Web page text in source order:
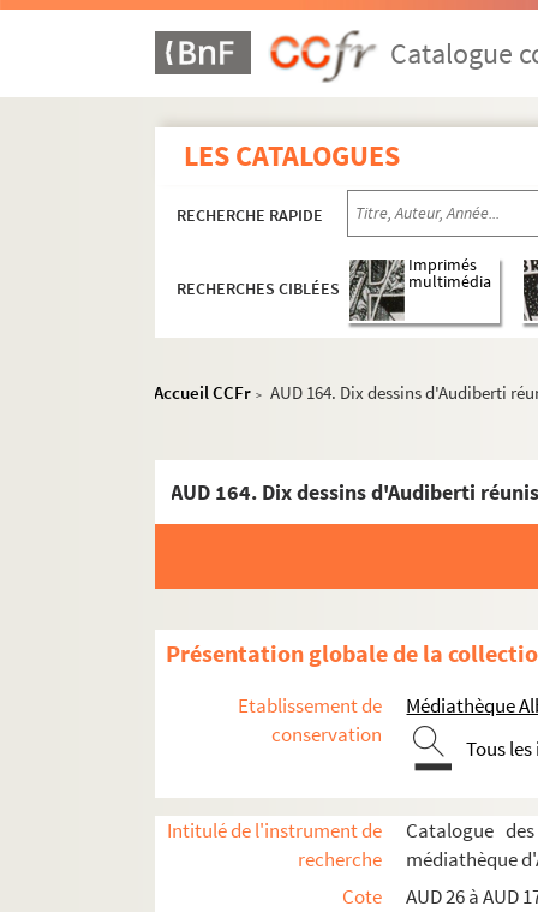
Catalogue
LES CATALOGUES
RECHERCHE RAPIDE
RECHERCHES CIBLÉES
Imprimés
multimédia
Accueil CCFr > AUD 164. Dix dessins d'Audiberti
Présentation globale de la
Etablissement de
conservation
Médiathèque
Tous
Intitulé de l'instrument de
recherche
Catalogue
médiathèque
Cote
AUD 26 à AUD
Œuvres de Jacques Audiberti
Textes
Dessins
AUD 132. Dessin n°1
AUD 136. Dessin n°5
AUD 138. Dessin n°7
AUD 140. Dessin n°9
AUD 141. Dessin n°10